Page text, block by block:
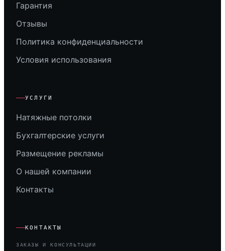
Гарантия
Отзывы
Политика конфиденциальности
Условия использования
УСЛУГИ
Натяжные потолки
Бухгалтерские услуги
Размещение рекламы
О нашей компании
Контакты
КОНТАКТЫ
ЗАКАЗЫ И КОНСУЛЬТАЦИИ